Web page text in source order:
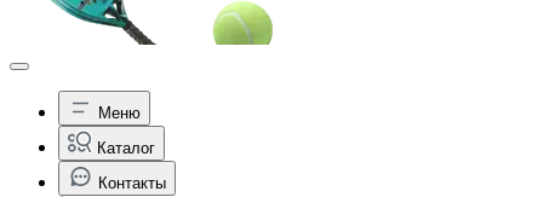
Меню
Каталог
Контакты